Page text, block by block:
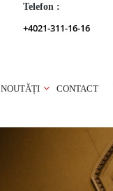
Telefon :
+4021-311-16-16
NOUTĂȚI CONTACT